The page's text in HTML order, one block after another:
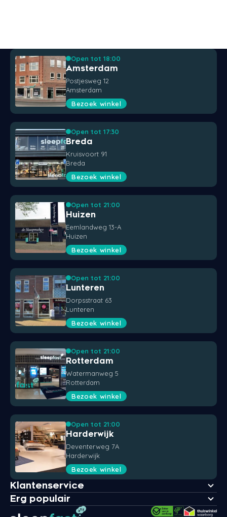
Open tot 18:00
Amsterdam
Postjesweg 12
Amsterdam
Bezoek winkel
Open tot 17:30
Breda
Kruisvoort 91
Breda
Bezoek winkel
Open tot 21:00
Huizen
Eemlandweg 13-A
Huizen
Bezoek winkel
Open tot 21:00
Lunteren
Dorpsstraat 63
Lunteren
Bezoek winkel
Open tot 21:00
Rotterdam
Watermanweg 5
Rotterdam
Bezoek winkel
Open tot 21:00
Harderwijk
Deventerweg 7A
Harderwijk
Bezoek winkel
Klantenservice
Erg populair